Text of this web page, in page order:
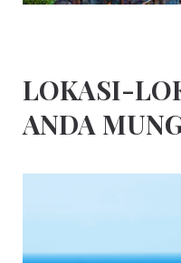
LOKASI-
ANDA